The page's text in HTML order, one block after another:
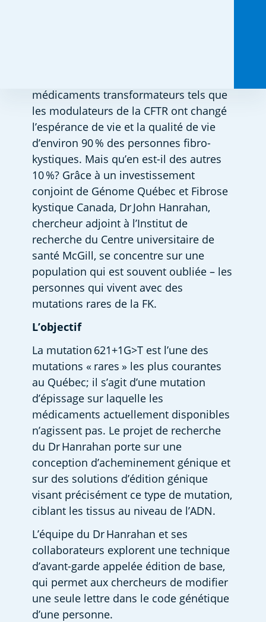
médicaments transformateurs tels que
les modulateurs de la CFTR ont changé
l’espérance de vie et la qualité de vie
d’environ 90 % des personnes fibro-
kystiques. Mais qu’en est-il des autres
10 %? Grâce à un investissement
conjoint de Génome Québec et Fibrose
kystique Canada, Dr John Hanrahan,
chercheur adjoint à l’Institut de
recherche du Centre universitaire de
santé McGill, se concentre sur une
population qui est souvent oubliée – les
personnes qui vivent avec des
mutations rares de la FK.
L’objectif
La mutation 621+1G>T est l’une des
mutations « rares » les plus courantes
au Québec; il s’agit d’une mutation
d’épissage sur laquelle les
médicaments actuellement disponibles
n’agissent pas. Le projet de recherche
du Dr Hanrahan porte sur une
conception d’acheminement génique et
sur des solutions d’édition génique
visant précisément ce type de mutation,
ciblant les tissus au niveau de l’ADN.
L’équipe du Dr Hanrahan et ses
collaborateurs explorent une technique
d’avant-garde appelée édition de base,
qui permet aux chercheurs de modifier
une seule lettre dans le code génétique
d’une personne.